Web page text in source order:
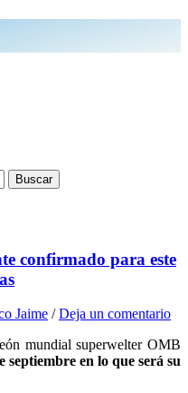
confirmado para este
Jaime /Deja un comentario
mundial superwelter OMB
septiembre en lo que será su